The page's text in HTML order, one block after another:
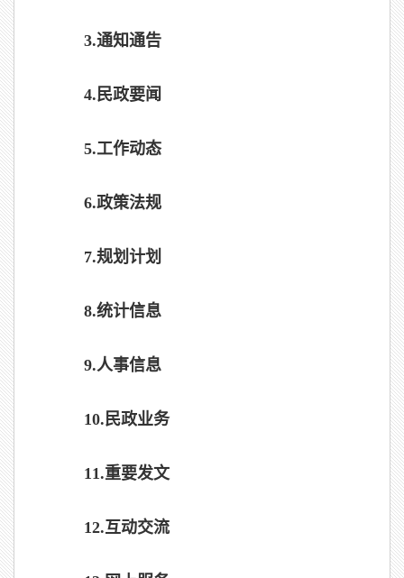
3.通知通告
4.民政要闻
5.工作动态
6.政策法规
7.规划计划
8.统计信息
9.人事信息
10.民政业务
11.重要发文
12.互动交流